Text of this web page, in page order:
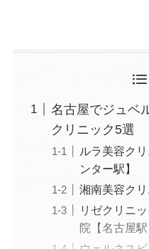
タ注射、
名古屋でジュベ
クリニック5選
ルラ美容ク
ンター駅】
湘南美容クリ
リゼクリニ
院【名古屋駅